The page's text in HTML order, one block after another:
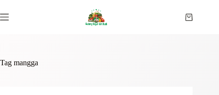
to
content
Shopping
Tag mangga